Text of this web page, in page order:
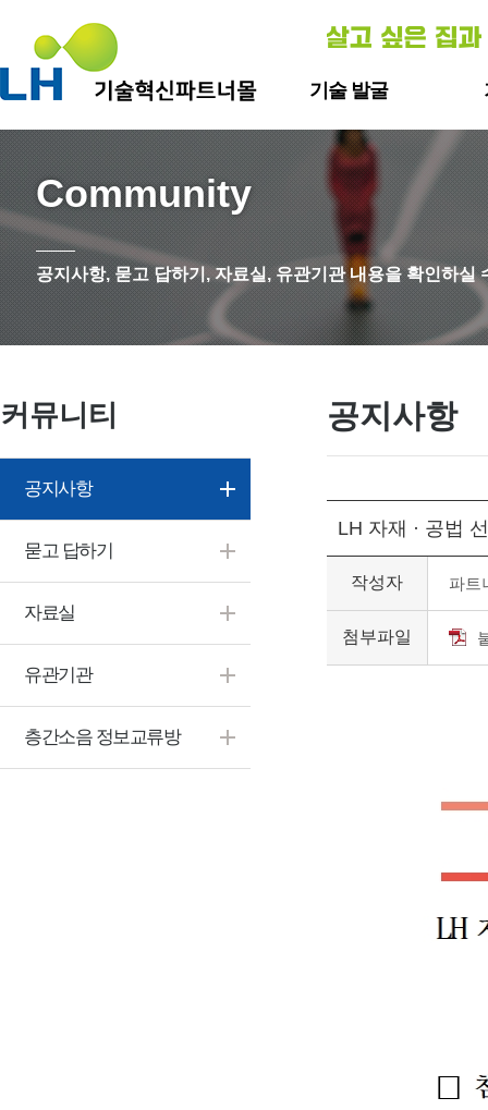
기술 발굴
신기술
기술개발
층간
Community
공지사항, 묻고 답하기, 자료실, 유관기관 내용을 확인하실
커뮤니티
공지사항
묻고 답하기
자료실
유관기관
층간소음 정보교류방
공지사항
LH 자재 · 공법
작성자 파트
첨부파일